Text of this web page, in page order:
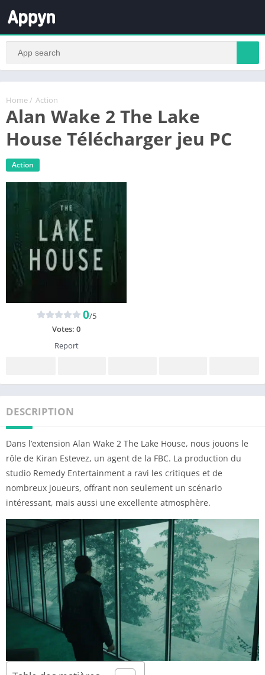
Home / Action
Alan Wake 2 The Lake
House Télécharger jeu PC
Action
0/5
Votes: 0
Report
DESCRIPTION
Dans l’extension Alan Wake 2 The Lake House, nous jouons le
rôle de Kiran Estevez, un agent de la FBC. La production du
studio Remedy Entertainment a ravi les critiques et de
nombreux joueurs, offrant non seulement un scénario
intéressant, mais aussi une excellente atmosphère.